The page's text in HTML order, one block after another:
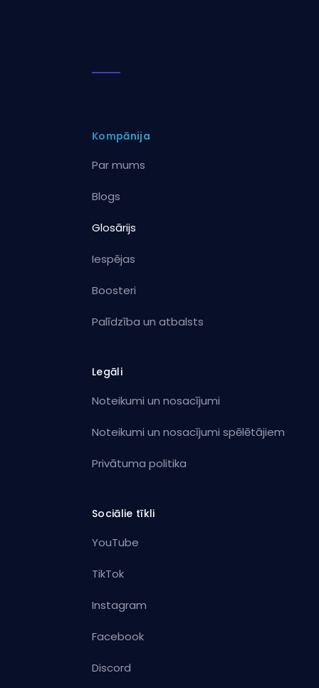
Kompānija
Par mums
Blogs
Glosārijs
Iespējas
Boosteri
Palīdzība un atbalsts
Legāli
Noteikumi un nosacījumi
Noteikumi un nosacījumi spēlētājiem
Privātuma politika
Sociālie tīkli
YouTube
TikTok
Instagram
Facebook
Discord